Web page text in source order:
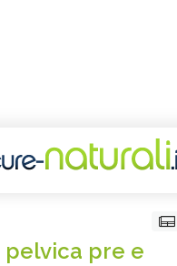
pelvica pre e